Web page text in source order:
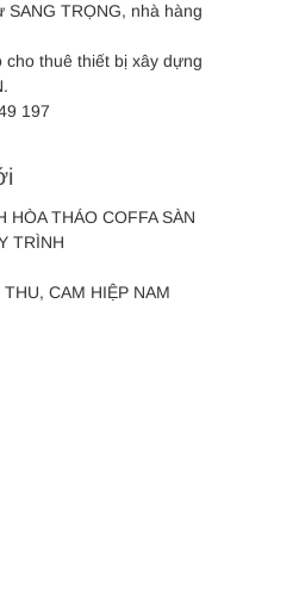
SANG TRỌNG, nhà hàng
cho thuê thiết bị xây dựng
197
HÒA THÁO COFFA SÀN
TRÌNH
THU, CAM HIỆP NAM